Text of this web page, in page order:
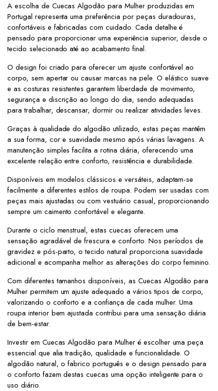
A escolha de Cuecas Algodão para Mulher produzidas em
Portugal representa uma preferência por peças duradouras,
confortáveis e fabricadas com cuidado. Cada detalhe é
pensado para proporcionar uma experiência superior, desde o
tecido selecionado até ao acabamento final.
O design foi criado para oferecer um ajuste confortável ao
corpo, sem apertar ou causar marcas na pele. O elástico suave
e as costuras resistentes garantem liberdade de movimento,
segurança e discrição ao longo do dia, sendo adequadas
para trabalhar, descansar, dormir ou realizar atividades leves.
Graças à qualidade do algodão utilizado, estas peças mantêm
a sua forma, cor e suavidade mesmo após várias lavagens. A
manutenção simples facilita a rotina diária, oferecendo uma
excelente relação entre conforto, resistência e durabilidade.
Disponíveis em modelos clássicos e versáteis, adaptam-se
facilmente a diferentes estilos de roupa. Podem ser usadas com
peças mais ajustadas ou com vestuário casual, proporcionando
sempre um caimento confortável e elegante.
Durante o ciclo menstrual, estas cuecas oferecem uma
sensação agradável de frescura e conforto. Nos períodos de
gravidez e pós-parto, o tecido natural proporciona suavidade
adicional e acompanha melhor as alterações do corpo feminino.
Com diferentes tamanhos disponíveis, as Cuecas Algodão para
Mulher permitem um ajuste adequado a vários tipos de corpo,
valorizando o conforto e a confiança de cada mulher. Uma
roupa interior bem ajustada contribui para uma sensação diária
de bem-estar.
Investir em Cuecas Algodão para Mulher é escolher uma peça
essencial que alia tradição, qualidade e funcionalidade. O
algodão natural, o fabrico português e o design pensado para
o conforto fazem destas cuecas uma opção inteligente para o
uso diário.